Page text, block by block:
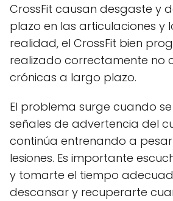
CrossFit causan desgaste y
plazo en las articulaciones y
realidad, el CrossFit bien
realizado correctamente no
crónicas a largo plazo.
El problema surge cuando
señales de advertencia del
continúa entrenando a
lesiones. Es importante
y tomarte el tiempo
descansar y recuperarte